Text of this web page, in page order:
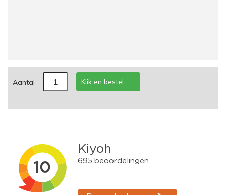
Aantal Klik en bestel